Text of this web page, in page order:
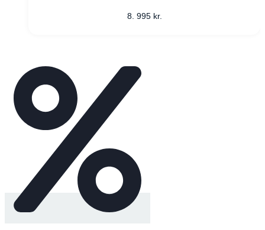
8. 995 kr.